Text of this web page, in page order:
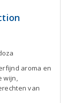
aroma en
wijn,
van